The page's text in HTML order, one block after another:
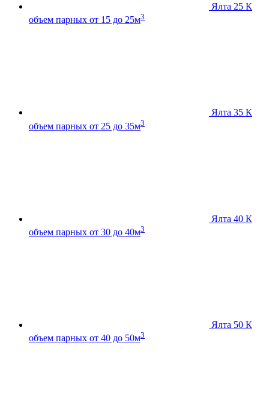
Ялта 25 К
объем парных от 15 до 25м3
Ялта 35 К
объем парных от 25 до 35м3
Ялта 40 К
объем парных от 30 до 40м3
Ялта 50 К
объем парных от 40 до 50м3